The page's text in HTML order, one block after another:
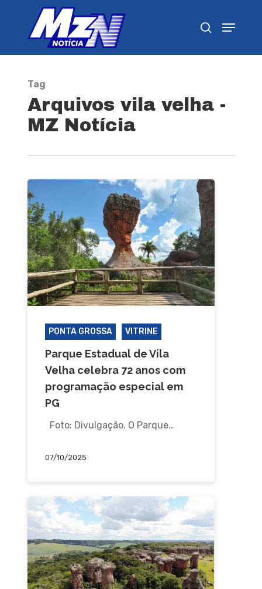
Tag
Arquivos vila velha -
MZ Notícia
PONTA GROSSA VITRINE
Parque Estadual de Vila
Velha celebra 72 anos com
programação especial em
PG
Foto: Divulgação. O Parque…
07/10/2025